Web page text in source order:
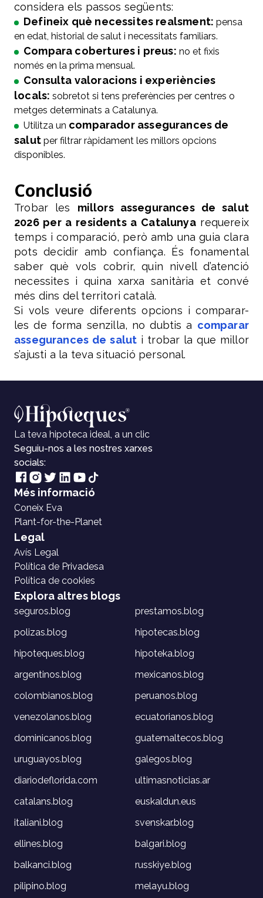
considera els passos següents:
Defineix què necessites realsment: pensa
en edat, historial de salut i necessitats familiars.
Compara cobertures i preus: no et fixis
només en la prima mensual.
Consulta valoracions i experiències
locals: sobretot si tens preferències per centres o
metges determinats a Catalunya.
Utilitza un comparador assegurances de
salutper filtrar ràpidament les millors opcions
disponibles.
Conclusió
Trobar les millors assegurances de salut
2026 per a residents a Catalunyarequereix
temps i comparació, però amb una guia clara
pots decidir amb confiança. És fonamental
saber què vols cobrir, quin nivell d’atenció
necessites i quina xarxa sanitària et convé
més dins del territori català.
Si vols veure diferents opcions i comparar-
les de forma senzilla, no dubtis a comparar
assegurances de salut i trobar la que millor
s’ajusti a la teva situació personal.
La teva hipoteca ideal, a un clic
Seguiu-nos a les nostres xarxes
socials:
Més informació
Coneix Eva
Plant-for-the-Planet
Legal
Avís Legal
Política de Privadesa
Política de cookies
Explora altres blogs
seguros.blog
prestamos.blog
polizas.blog
hipotecas.blog
hipoteques.blog
hipoteka.blog
argentinos.blog
mexicanos.blog
colombianos.blog
peruanos.blog
venezolanos.blog
ecuatorianos.blog
dominicanos.blog
guatemaltecos.blog
uruguayos.blog
galegos.blog
diariodeflorida.com
ultimasnoticias.ar
catalans.blog
euskaldun.eus
italiani.blog
svenskar.blog
ellines.blog
balgari.blog
balkanci.blog
russkiye.blog
pilipino.blog
melayu.blog